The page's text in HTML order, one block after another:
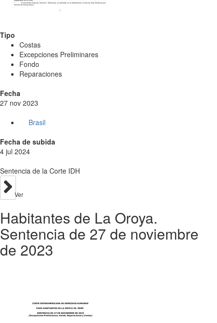
Tipo
Costas
Excepciones Preliminares
Fondo
Reparaciones
Fecha
27 nov 2023
Brasil
Fecha de subida
4 jul 2024
Sentencia de la Corte IDH
Ver
Habitantes de La Oroya.
Sentencia de 27 de noviembre
de 2023